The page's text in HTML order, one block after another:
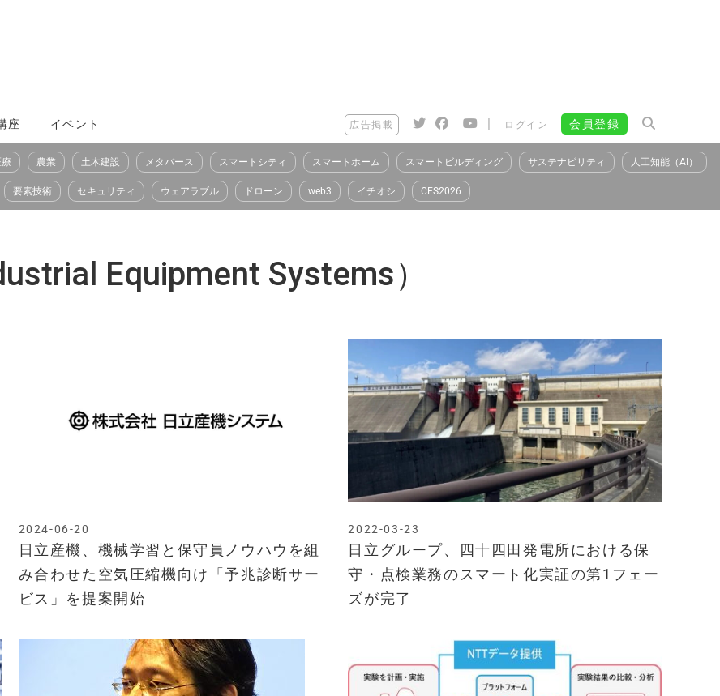
座 イベント 広告掲載 | ログイン 会員登録
農業 土木建設 メタバース スマートシティ スマートホーム スマートビルディング サステナビリティ 人工知能（AI）
要素技術 セキュリティ ウェアラブル ドローン web3 イチオシ CES2026
Equipment Systems）
日立産機、機械学習と保守員ノウハウを組
み合わせた空気圧縮機向け「予兆診断サー
ビス」を提案開始
2024-06-20
日立グループ、四十四田発電所における保
守・点検業務のスマート化実証の第1フェー
ズが完了
2022-03-23